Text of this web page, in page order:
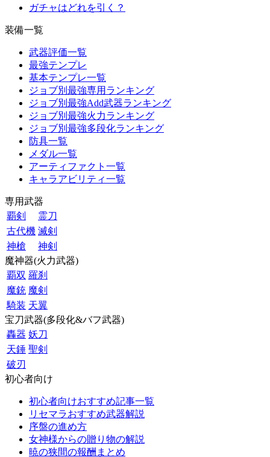
ガチャはどれを引く？
装備一覧
武器評価一覧
最強テンプレ
基本テンプレ一覧
ジョブ別最強専用ランキング
ジョブ別最強Add武器ランキング
ジョブ別最強火力ランキング
ジョブ別最強多段化ランキング
防具一覧
メダル一覧
アーティファクト一覧
キャラアビリティ一覧
専用武器
覇剣
霊刀
古代機 滅剣
神槍
神剣
魔神器(火力武器)
覇双 羅刹
魔銃 魔剣
騎装 天翼
宝刀武器(多段化&バフ武器)
轟器 妖刀
天錘 聖剣
破刃
初心者向け
初心者向けおすすめ記事一覧
リセマラおすすめ武器解説
序盤の進め方
女神様からの贈り物の解説
暁の狭間の報酬まとめ